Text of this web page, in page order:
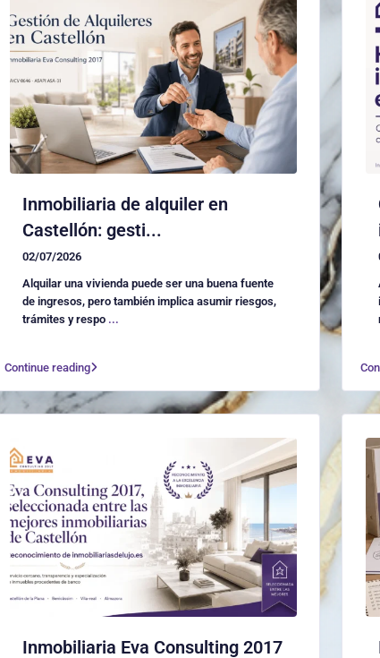
Inmobiliaria de alquiler en
Castellón: gesti...
02/07/2026
Alquilar una vivienda puede ser una buena fuente
de ingresos, pero también implica asumir riesgos,
trámites y respo ...
Continue reading
Inmobiliaria Eva Consulting 2017